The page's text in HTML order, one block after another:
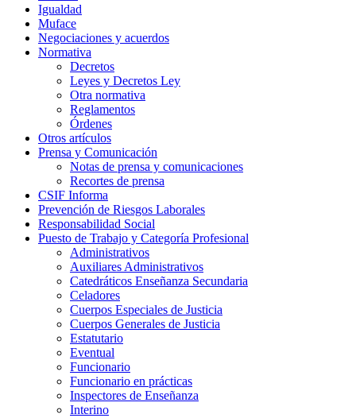
Igualdad
Muface
Negociaciones y acuerdos
Normativa
Decretos
Leyes y Decretos Ley
Otra normativa
Reglamentos
Órdenes
Otros artículos
Prensa y Comunicación
Notas de prensa y comunicaciones
Recortes de prensa
CSIF Informa
Prevención de Riesgos Laborales
Responsabilidad Social
Puesto de Trabajo y Categoría Profesional
Administrativos
Auxiliares Administrativos
Catedráticos Enseñanza Secundaria
Celadores
Cuerpos Especiales de Justicia
Cuerpos Generales de Justicia
Estatutario
Eventual
Funcionario
Funcionario en prácticas
Inspectores de Enseñanza
Interino